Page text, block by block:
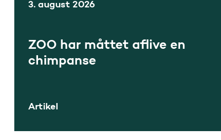
3. august 2026
ZOO har måttet aflive en
chimpanse
Artikel